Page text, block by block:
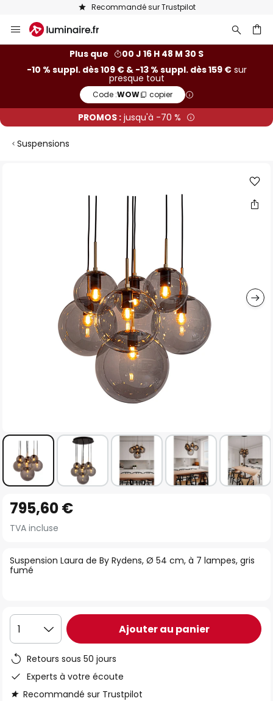
Recommandé sur Trustpilot
Allez
au
Plus que
00 J 16 H 48 M 29 S
-10 % suppl. dès 109 € & -13 % suppl. dès 159 €sur
presque tout
Code :WOW copier
PROMOS : jusqu'à -70 %
Suspensions
to
the
of
the
Suspension Laura de By Rydens, Ø 54 cm, à 7 lampes, gris
fumé
795,60 €
TVA incluse
1 Ajouter au panier
Retours sous 50 jours
Experts à votre écoute
Recommandé sur Trustpilot